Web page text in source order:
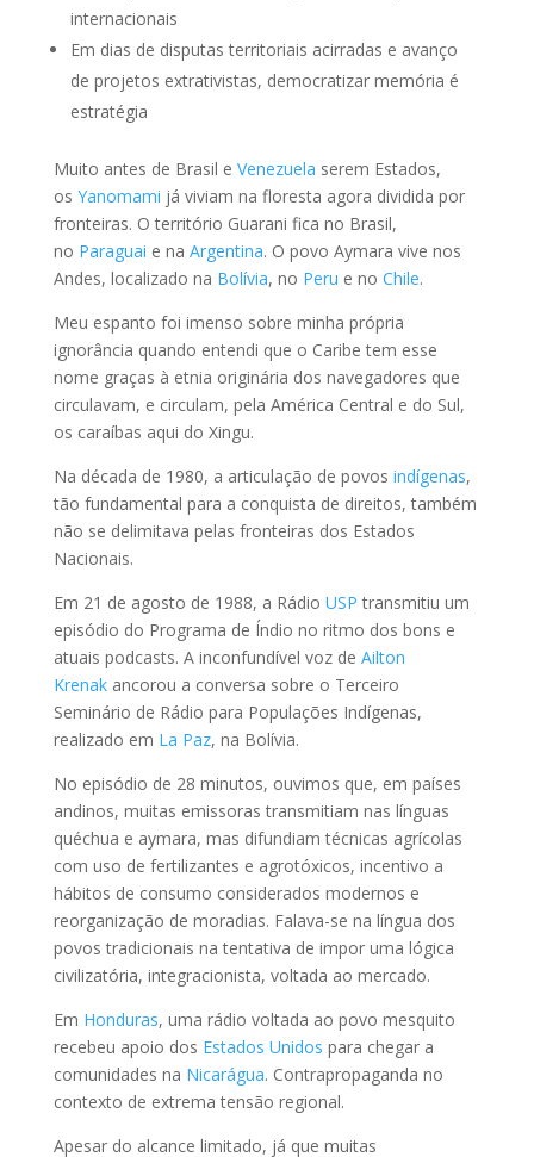
internacionais
Em dias de disputas territoriais acirradas e avanço
de projetos extrativistas, democratizar memória é
estratégia
Muito antes de Brasil e Venezuela serem Estados,
os Yanomami já viviam na floresta agora dividida por
fronteiras. O território Guarani fica no Brasil,
no Paraguai e na Argentina. O povo Aymara vive nos
Andes, localizado na Bolívia, no Peru e no Chile.
Meu espanto foi imenso sobre minha própria
ignorância quando entendi que o Caribe tem esse
nome graças à etnia originária dos navegadores que
circulavam, e circulam, pela América Central e do Sul,
os caraíbas aqui do Xingu.
Na década de 1980, a articulação de povos indígenas,
tão fundamental para a conquista de direitos, também
não se delimitava pelas fronteiras dos Estados
Nacionais.
Em 21 de agosto de 1988, a Rádio USP transmitiu um
episódio do Programa de Índio no ritmo dos bons e
atuais podcasts. A inconfundível voz de Ailton
Krenakancorou a conversa sobre o Terceiro
Seminário de Rádio para Populações Indígenas,
realizado em La Paz, na Bolívia.
No episódio de 28 minutos, ouvimos que, em países
andinos, muitas emissoras transmitiam nas línguas
quéchua e aymara, mas difundiam técnicas agrícolas
com uso de fertilizantes e agrotóxicos, incentivo a
hábitos de consumo considerados modernos e
reorganização de moradias. Falava-se na língua dos
povos tradicionais na tentativa de impor uma lógica
civilizatória, integracionista, voltada ao mercado.
Em Honduras, uma rádio voltada ao povo mesquito
recebeu apoio dos Estados Unidos para chegar a
comunidades na Nicarágua. Contrapropaganda no
contexto de extrema tensão regional.
Apesar do alcance limitado, já que muitas